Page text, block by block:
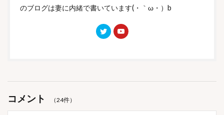
のブログは妻に内緒で書いています(・｀ω・）b
コメント （24件）